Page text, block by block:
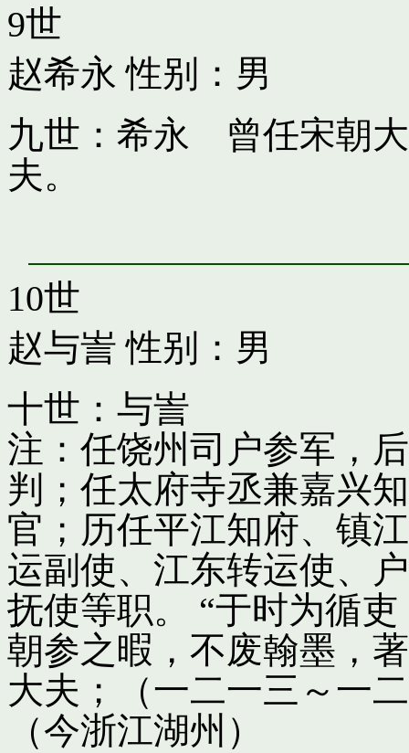
9世
赵希永 性别：男
九世：希永 曾任宋朝
夫。
10世
赵与訔 性别：男
十世：与訔
注：任饶州司户参军，
判；任太府寺丞兼嘉兴
官；历任平江知府、镇
运副使、江东转运使、
抚使等职。 “于时为循
朝参之暇，不废翰墨，
大夫；（一二一三～一
（今浙江湖州）